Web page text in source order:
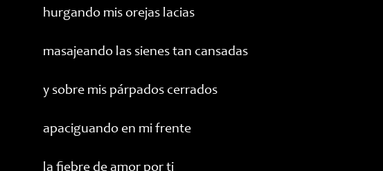
hurgando mis orejas lacias
masajeando las sienes tan cansadas
y sobre mis párpados cerrados
apaciguando en mi frente
la fiebre de amor por ti